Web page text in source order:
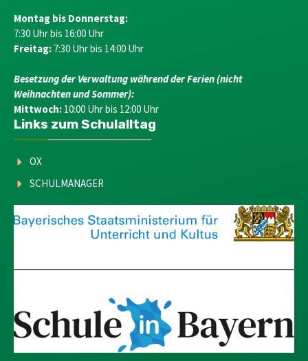
Montag bis Donnerstag:
7:30 Uhr bis 16:00 Uhr
Freitag: 7:30 Uhr bis 14:00 Uhr
Besetzung der Verwaltung während der Ferien (nicht
Weihnachten und Sommer):
Mittwoch: 10:00 Uhr bis 12:00 Uhr
Links zum Schulalltag
OX
SCHULMANAGER